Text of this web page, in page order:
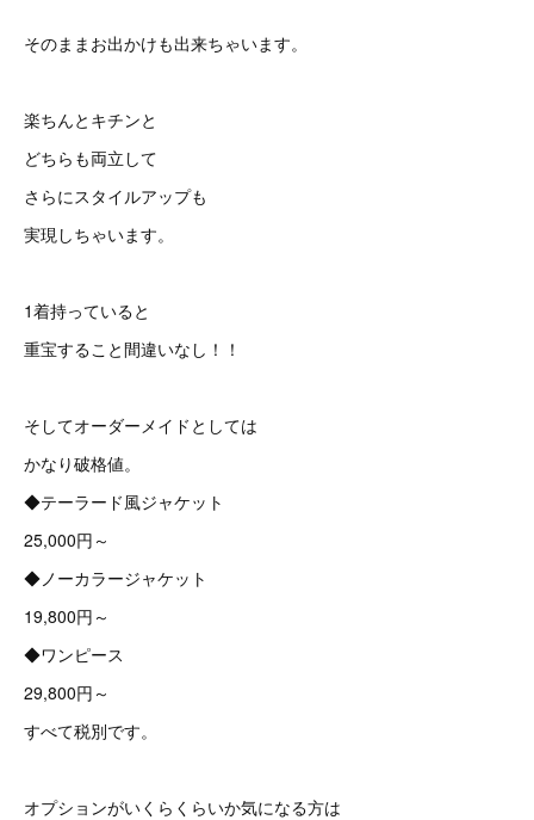
そのままお出かけも出来ちゃいます。
楽ちんとキチンと
どちらも両立して
さらにスタイルアップも
実現しちゃいます。
1着持っていると
重宝すること間違いなし！！
そしてオーダーメイドとしては
かなり破格値。
◆テーラード風ジャケット
25,000円～
◆ノーカラージャケット
19,800円～
◆ワンピース
29,800円～
すべて税別です。
オプションがいくらくらいか気になる方は